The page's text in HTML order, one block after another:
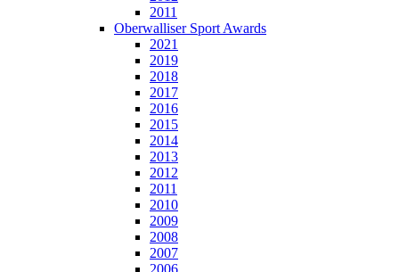
2011
Oberwalliser Sport Awards
2021
2019
2018
2017
2016
2015
2014
2013
2012
2011
2010
2009
2008
2007